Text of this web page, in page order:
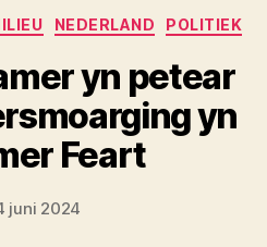
Categorieën
NEDERLAND POLITIEK
yn petear
yn
Feart
juni 2024